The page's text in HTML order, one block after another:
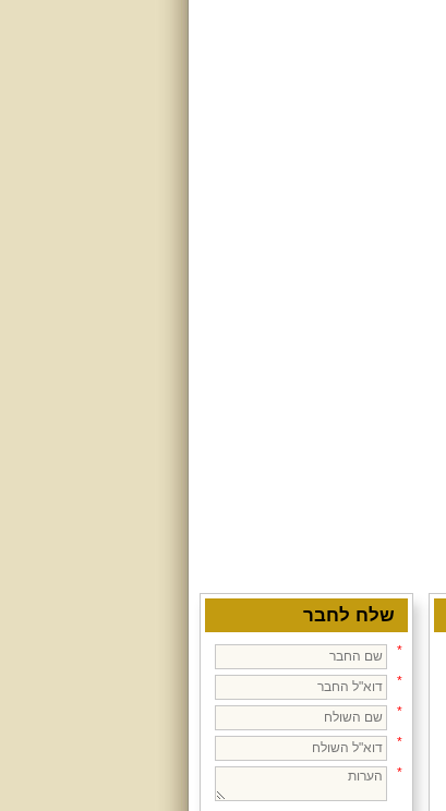
שלח לחבר
*
*
*
*
*